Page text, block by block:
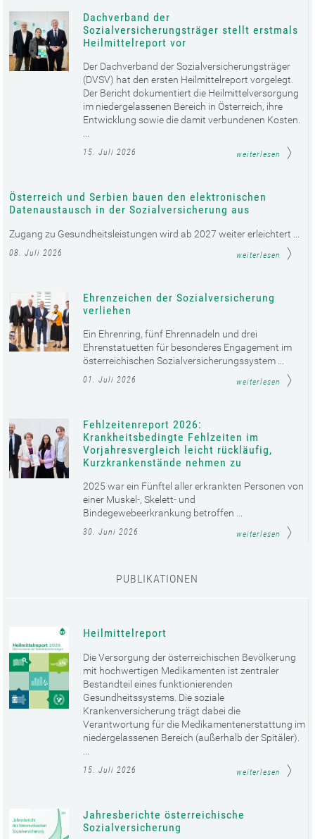
Dachverband der
Sozialversicherungsträger stellt erstmals
Heilmittelreport vor
Der Dachverband der Sozialversicherungsträger
(DVSV) hat den ersten Heilmittelreport vorgelegt.
Der Bericht dokumentiert die Heilmittelversorgung
im niedergelassenen Bereich in Österreich, ihre
Entwicklung sowie die damit verbundenen Kosten.
15. Juli 2026 weiterlesen
Österreich und Serbien bauen den elektronischen
Datenaustausch in der Sozialversicherung aus
Zugang zu Gesundheitsleistungen wird ab 2027 weiter erleichtert ...
08. Juli 2026 weiterlesen
Ehrenzeichen der Sozialversicherung
verliehen
Ein Ehrenring, fünf Ehrennadeln und drei
Ehrenstatuetten für besonderes Engagement im
österreichischen Sozialversicherungssystem ...
01. Juli 2026 weiterlesen
Fehlzeitenreport 2026:
Krankheitsbedingte Fehlzeiten im
Vorjahresvergleich leicht rückläufig,
Kurzkrankenstände nehmen zu
2025 war ein Fünftel aller erkrankten Personen von
einer Muskel-, Skelett- und
Bindegewebeerkrankung betroffen ...
30. Juni 2026 weiterlesen
PUBLIKATIONEN
Heilmittelreport
Die Versorgung der österreichischen Bevölkerung
mit hochwertigen Medikamenten ist zentraler
Bestandteil eines funktionierenden
Gesundheitssystems. Die soziale
Krankenversicherung trägt dabei die
Verantwortung für die Medikamentenerstattung im
niedergelassenen Bereich (außerhalb der Spitäler).
15. Juli 2026 weiterlesen
Jahresberichte österreichische
Sozialversicherung